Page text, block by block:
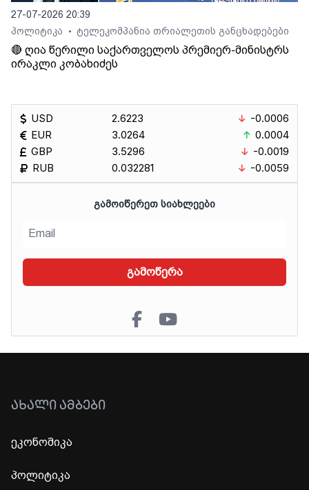
27-07-2026 20:39
პოლიტიკა
• ტელეკომპანია თრიალეთის განცხადებები
🔴 ღია წერილი საქართველოს პრემიერ-მინისტრს
ირაკლი კობახიძეს
USD
EUR
GBP
RUB
2.6223
3.0264
3.5296
0.032281
-0.0006
0.0004
-0.0019
-0.0059
ᲒᲐᲛᲝᲘᲬᲔᲠᲔᲗ ᲡᲘᲐᲮᲚᲔᲔᲑᲘ
გამოწერა
ᲐᲮᲐᲚᲘ ᲐᲛᲑᲔᲑᲘ
ეკონომიკა
პოლიტიკა